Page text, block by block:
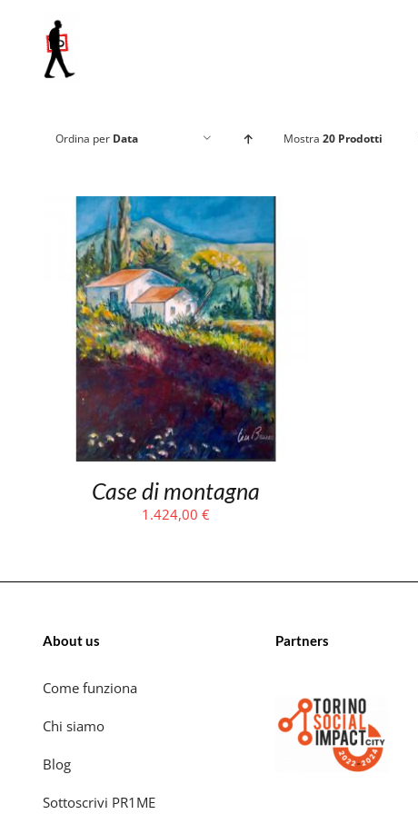
contenuto
Ordina per Data Mostra20 Prodotti
Case di montagna
1.424,00€
About us
Come funziona
Chi siamo
Blog
Sottoscrivi PR1ME
Partners